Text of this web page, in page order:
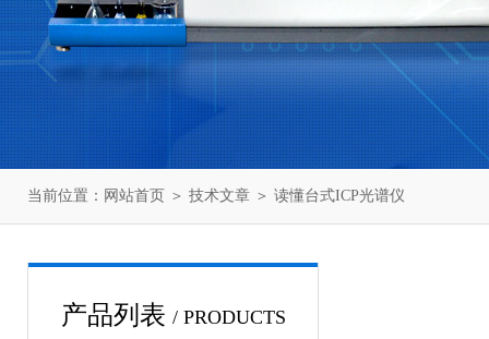
当前位置： 网站首页 ＞ 技术文章 ＞ 读懂台式ICP光谱仪
产品列表 / PRODUCTS